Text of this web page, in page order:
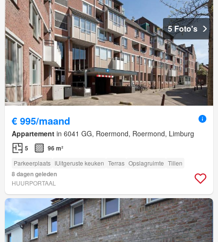
5 Foto's
€ 995/maand
Appartement in 6041 GG, Roermond, Roermond, Limburg
5 96 m²
Parkeerplaats IUitgeruste keuken Terras Opslagruimte Tillen
8 dagen geleden
HUURPORTAAL